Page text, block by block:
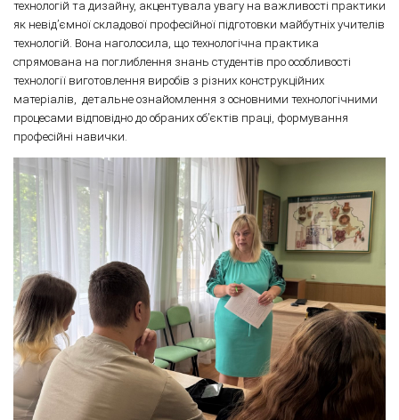
технологій та дизайну, акцентувала увагу на важливості практики
як невід’ємної складової професійної підготовки майбутніх учителів
технологій. Вона наголосила, що технологічна практика
спрямована на поглиблення знань студентів про особливості
технології виготовлення виробів з різних конструкційних
матеріалів, детальне ознайомлення з основними технологічними
процесами відповідно до обраних об’єктів праці, формування
професійні навички.